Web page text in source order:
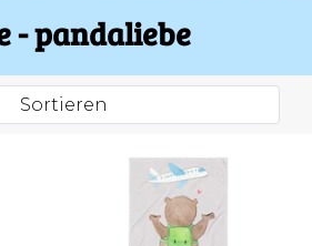
- pandaliebe
Sortieren